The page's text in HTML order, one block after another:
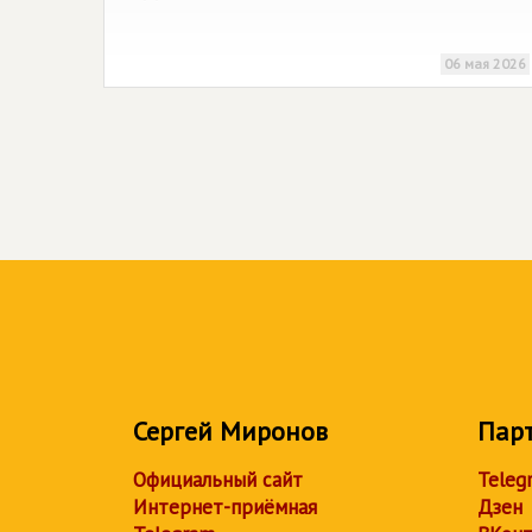
06 мая 2026
Сергей Миронов
Официальный сайт
Интернет-приёмная
Дзен